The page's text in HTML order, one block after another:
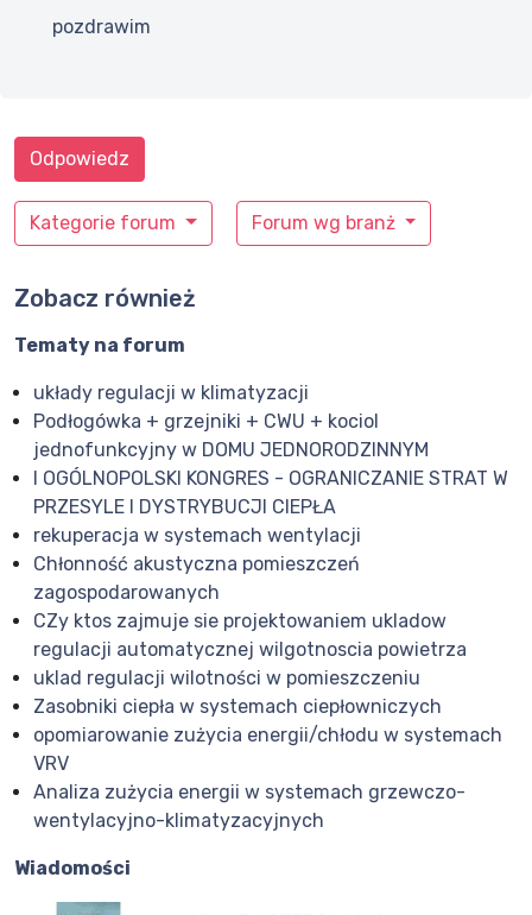
pozdrawim
Kategorie forum Forum wg branż
Odpowiedz
Zobacz również
Tematy na forum
układy regulacji w klimatyzacji
Podłogówka + grzejniki + CWU + kociol
jednofunkcyjny w DOMU JEDNORODZINNYM
I OGÓLNOPOLSKI KONGRES - OGRANICZANIE STRAT W
PRZESYLE I DYSTRYBUCJI CIEPŁA
rekuperacja w systemach wentylacji
Chłonność akustyczna pomieszczeń
zagospodarowanych
CZy ktos zajmuje sie projektowaniem ukladow
regulacji automatycznej wilgotnoscia powietrza
uklad regulacji wilotności w pomieszczeniu
Zasobniki ciepła w systemach ciepłowniczych
opomiarowanie zużycia energii/chłodu w systemach
VRV
Analiza zużycia energii w systemach grzewczo-
wentylacyjno-klimatyzacyjnych
Wiadomości